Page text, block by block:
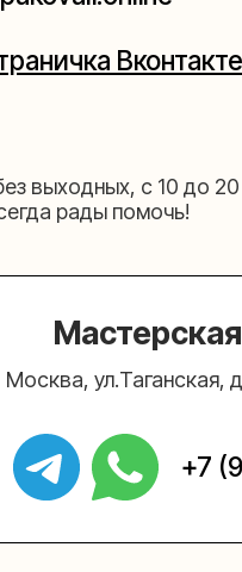
+7 (980) 156-03-